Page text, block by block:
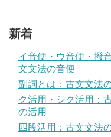
新着
イ音便・ウ音便・撥
文文法の音便
副詞とは：古文文法
ク活用・シク活用：
の活用
四段活用：古文文法